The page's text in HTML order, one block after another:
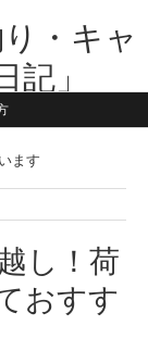
・キャ
」
・横浜在住。妻と3
す！よろしくお願い
ます
し！荷
おすす